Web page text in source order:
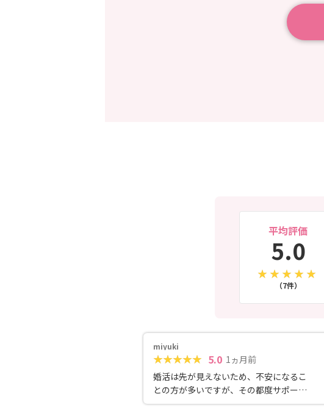
平均評価
5.0
（7件）
miyuki
5.0 1ヵ月前
婚活は先が見えないため、不安になるこ
との方が多いですが、その都度サポー
ト、寄り添ってくださいます。